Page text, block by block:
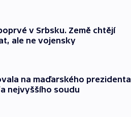
v Srbsku. Země chtějí
ale ne vojensky
na maďarského prezidenta
nejvyššího soudu